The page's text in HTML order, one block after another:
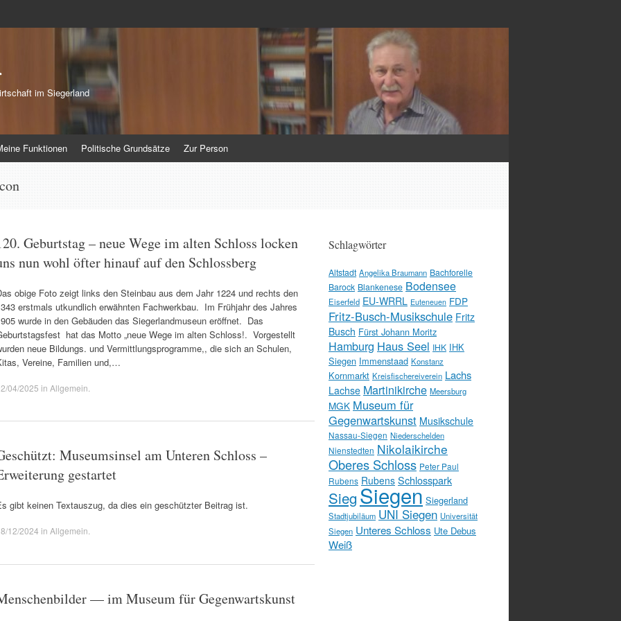
im Siegerland
Funktionen Politische Grundsätze Zur Person
Geburtstag – neue Wege im alten Schloss locken
nun wohl öfter hinauf auf den Schlossberg
obige Foto zeigt links den Steinbau aus dem Jahr 1224 und rechts den
erstmals utkundlich erwähnten Fachwerkbau. Im Frühjahr des Jahres
wurde in den Gebäuden das Siegerlandmuseun eröffnet. Das
hat das Motto „neue Wege im alten Schloss!. Vorgestellt
neue Bildungs. und Vermittlungsprogramme,, die sich an Schulen,
Vereine, Familien und,…
04/2025 in Allgemein
Museumsinsel am Unteren Schloss –
gestartet
gibt keinen Textauszug, da dies ein geschützter Beitrag ist.
12/2024 in Allgemein
— im Museum für Gegenwartskunst
Schlagwörter
Altstadt Angelika Braumann Bachforelle
Barock Blankenese Bodensee
Eiserfeld EU-WRRL Euteneuen FDP
Fritz-Busch-Musikschule Fritz
Busch Fürst Johann Moritz
Hamburg Haus Seel IHK IHK
Siegen Immenstaad Konstanz
Kornmarkt Kreisfischereiverein Lachs
Lachse Martinikirche Meersburg
MGK Museum für
Gegenwartskunst Musikschule
Nassau-Siegen Niederschelden
Nienstedten Nikolaikirche
Oberes Schloss Peter Paul
Rubens Rubens Schlosspark
Sieg Siegen Siegerland
Stadtjubiläum UNI Siegen Universität
Siegen Unteres Schloss Ute Debus
Weiß